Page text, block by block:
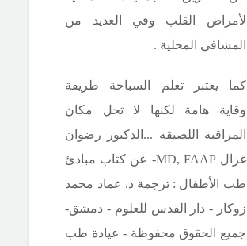
لأمراض القلب وفي العديد من
المشافي المحلية .
كما يعتبر تعلم السباحة طريقة
وقاية هامة لكنها لا تحل مكان
المراقبة اللصيقة ...الدكتور رضوان
غزال MD, FAAP
- عن كتاب مبادئ
طب الأطفال : ترجمة د. عماد محمد
زوكار - دار القدس للعلوم - دمشق-
جميع الحقوق محفوظة - عيادة طب